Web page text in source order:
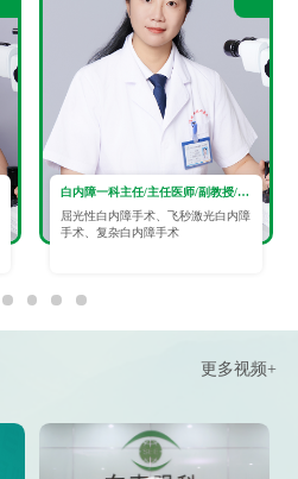
白内障一科主任/主任医师/副教授/眼科学硕士
屈光性白内障手术、飞秒激光白内障
手术、复杂白内障手术
更多视频+